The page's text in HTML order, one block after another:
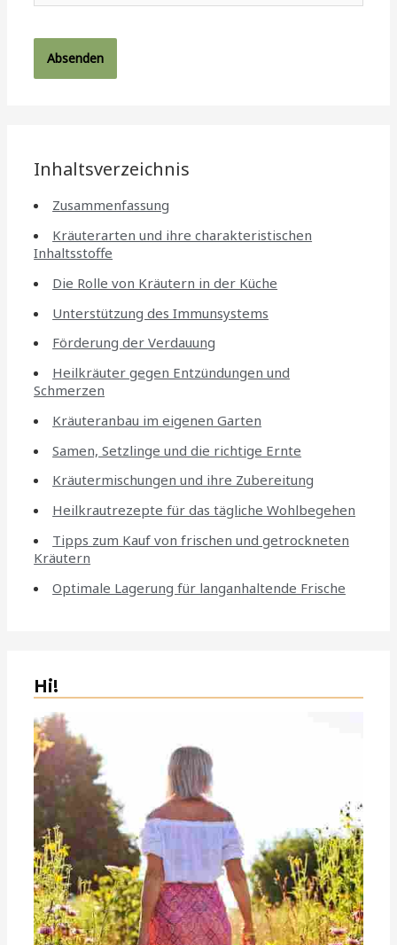
Inhaltsverzeichnis
Zusammenfassung
Kräuterarten und ihre charakteristischen
Inhaltsstoffe
Die Rolle von Kräutern in der Küche
Unterstützung des Immunsystems
Förderung der Verdauung
Heilkräuter gegen Entzündungen und
Schmerzen
Kräuteranbau im eigenen Garten
Samen, Setzlinge und die richtige Ernte
Kräutermischungen und ihre Zubereitung
Heilkrautrezepte für das tägliche Wohlbegehen
Tipps zum Kauf von frischen und getrockneten
Kräutern
Optimale Lagerung für langanhaltende Frische
Hi!